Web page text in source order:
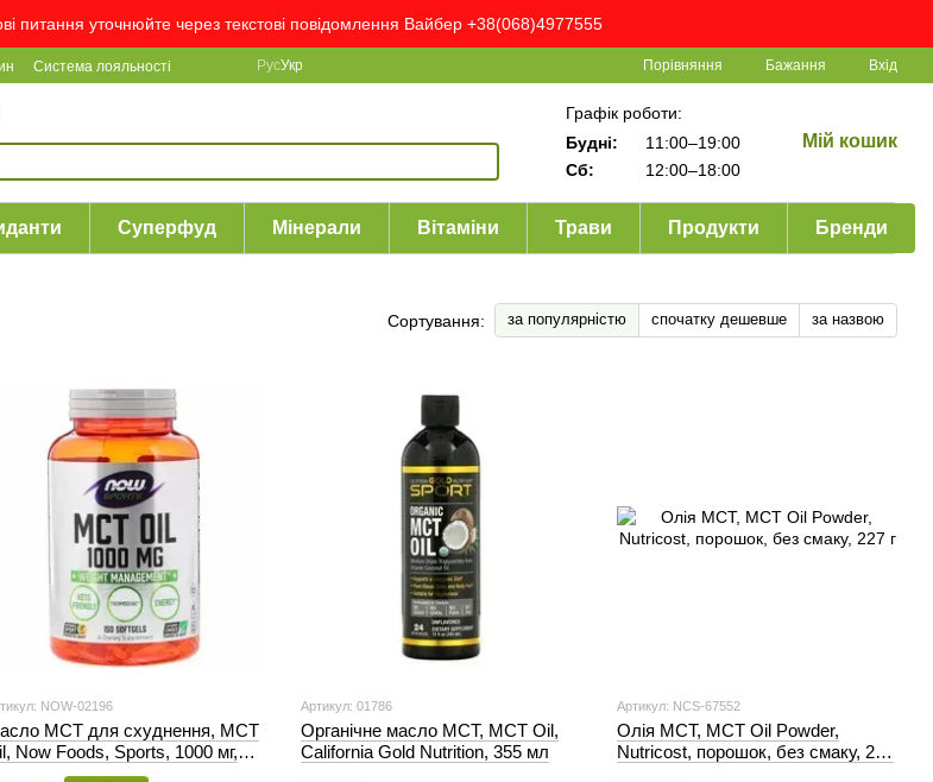
питання уточнюйте через текстові повідомлення Вайбер +38(068)4977555
Система лояльності РусУкр Порівняння Бажання Вхід
Графік роботи:
Будні:
11:00–19:00
Сб:
12:00–18:00
Мій кошик
Суперфуд Мінерали Вітаміни Трави Продукти Бренди
Сортування: за популярністю спочатку дешевше за назвою
NOW-02196
МСТ для схуднення, MCT
Now Foods, Sports, 1000 мг,
капсул
Артикул: 01786
Органічне масло МСТ, MCT Oil,
California Gold Nutrition, 355 мл
Артикул: NCS-67552
Олія МСТ, MCT Oil Powder,
Nutricost, порошок, без смаку, 227